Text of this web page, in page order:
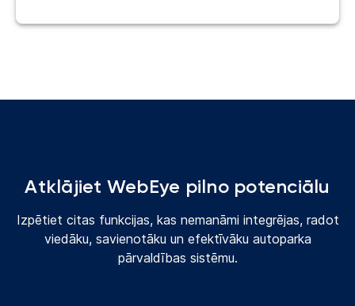
Atklājiet WebEye pilno potenciālu
Izpētiet citas funkcijas, kas nemanāmi integrējas, radot
viedāku, savienotāku un efektīvāku autoparka
pārvaldības sistēmu.